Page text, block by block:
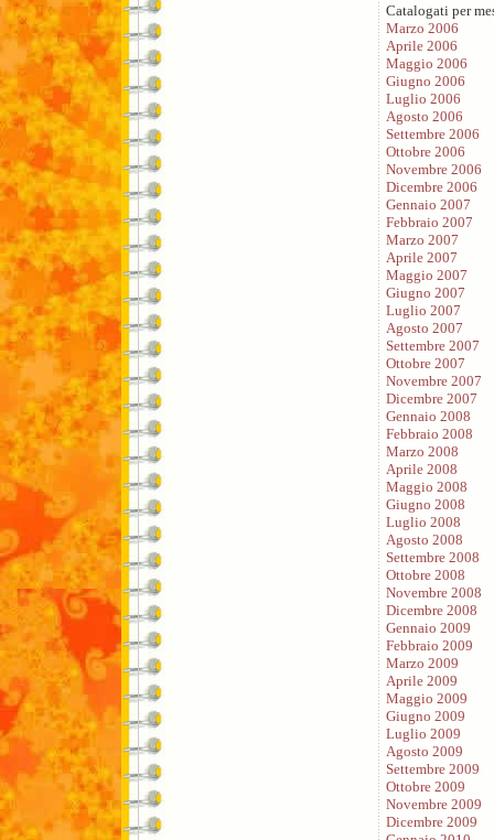
Catalogati per
Marzo 2006
Aprile 2006
Maggio 2006
Giugno 2006
Luglio 2006
Agosto 2006
Settembre 2006
Ottobre 2006
Novembre 2006
Dicembre 2006
Gennaio 2007
Febbraio 2007
Marzo 2007
Aprile 2007
Maggio 2007
Giugno 2007
Luglio 2007
Agosto 2007
Settembre 2007
Ottobre 2007
Novembre 2007
Dicembre 2007
Gennaio 2008
Febbraio 2008
Marzo 2008
Aprile 2008
Maggio 2008
Giugno 2008
Luglio 2008
Agosto 2008
Settembre 2008
Ottobre 2008
Novembre 2008
Dicembre 2008
Gennaio 2009
Febbraio 2009
Marzo 2009
Aprile 2009
Maggio 2009
Giugno 2009
Luglio 2009
Agosto 2009
Settembre 2009
Ottobre 2009
Novembre 2009
Dicembre 2009